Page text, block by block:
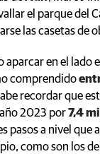
el parque del
las casetas de
en el lado
comprendido
recordar que
2023 por7,4
pasos a nivel que
como son los de